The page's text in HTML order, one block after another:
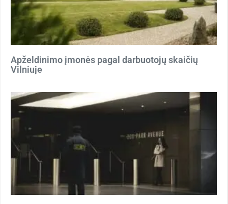
Apželdinimo įmonės pagal darbuotojų skaičių
Vilniuje